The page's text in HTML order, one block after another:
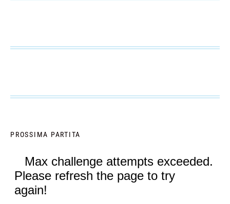
PROSSIMA PARTITA